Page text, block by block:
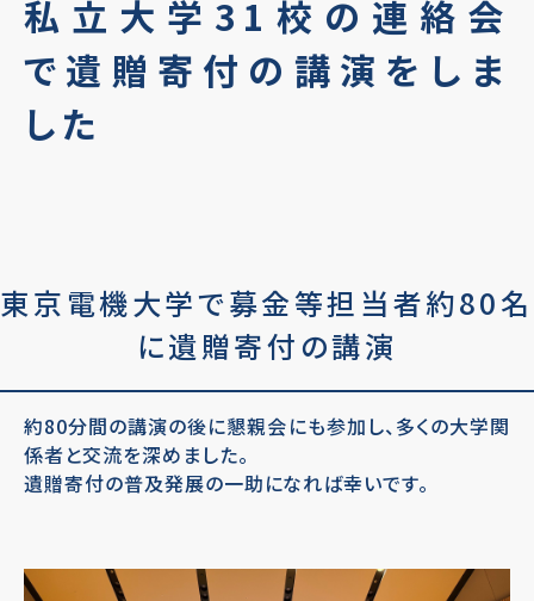
私立大学31校の連絡会
で遺贈寄付の講演をしま
した
東京電機大学で募金等担当者約80名
に遺贈寄付の講演
約80分間の講演の後に懇親会にも参加し、多くの大学関
係者と交流を深めました。
遺贈寄付の普及発展の一助になれば幸いです。